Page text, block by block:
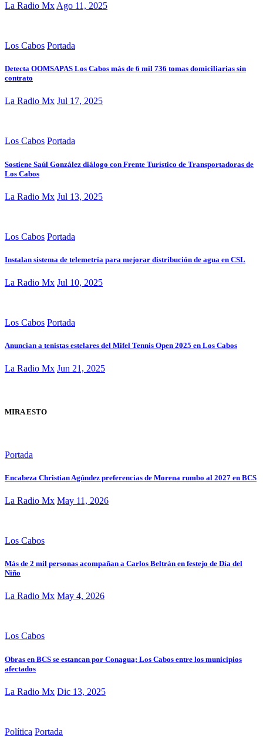
La Radio Mx Ago 11, 2025
Los Cabos Portada
Detecta OOMSAPAS Los Cabos más de 6 mil 736 tomas domiciliarias sin
contrato
La Radio Mx Jul 17, 2025
Los Cabos Portada
Sostiene Saúl González diálogo con Frente Turístico de Transportadoras de
Los Cabos
La Radio Mx Jul 13, 2025
Los Cabos Portada
Instalan sistema de telemetría para mejorar distribución de agua en CSL
La Radio Mx Jul 10, 2025
Los Cabos Portada
Anuncian a tenistas estelares del Mifel Tennis Open 2025 en Los Cabos
La Radio Mx Jun 21, 2025
MIRA ESTO
Portada
Encabeza Christian Agúndez preferencias de Morena rumbo al 2027 en BCS
La Radio Mx May 11, 2026
Los Cabos
Más de 2 mil personas acompañan a Carlos Beltrán en festejo de Día del
Niño
La Radio Mx May 4, 2026
Los Cabos
Obras en BCS se estancan por Conagua; Los Cabos entre los municipios
afectados
La Radio Mx Dic 13, 2025
Política Portada